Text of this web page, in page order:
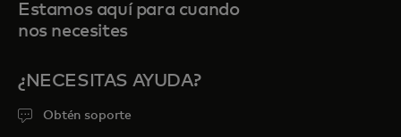
Estamos aquí para cuando
nos necesites
¿NECESITAS AYUDA?
Obtén soporte